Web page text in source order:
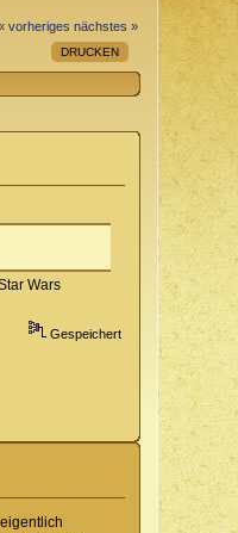
vorheriges nächstes »
DRUCKEN
Wars
Gespeichert